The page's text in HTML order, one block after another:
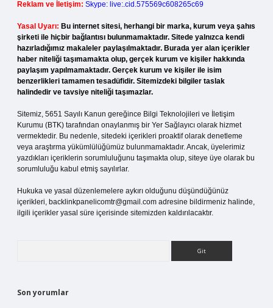
Reklam ve İletişim: Skype: live:.cid.575569c608265c69
Yasal Uyarı: Bu internet sitesi, herhangi bir marka, kurum veya şahıs
şirketi ile hiçbir bağlantısı bulunmamaktadır. Sitede yalnızca kendi
hazırladığımız makaleler paylaşılmaktadır. Burada yer alan içerikler
haber niteliği taşımamakta olup, gerçek kurum ve kişiler hakkında
paylaşım yapılmamaktadır. Gerçek kurum ve kişiler ile isim
benzerlikleri tamamen tesadüfidir. Sitemizdeki bilgiler taslak
halindedir ve tavsiye niteliği taşımazlar.
Sitemiz, 5651 Sayılı Kanun gereğince Bilgi Teknolojileri ve İletişim
Kurumu (BTK) tarafından onaylanmış bir Yer Sağlayıcı olarak hizmet
vermektedir. Bu nedenle, sitedeki içerikleri proaktif olarak denetleme
veya araştırma yükümlülüğümüz bulunmamaktadır. Ancak, üyelerimiz
yazdıkları içeriklerin sorumluluğunu taşımakta olup, siteye üye olarak bu
sorumluluğu kabul etmiş sayılırlar.
Hukuka ve yasal düzenlemelere aykırı olduğunu düşündüğünüz
içerikleri, backlinkpanelicomtr@gmail.com adresine bildirmeniz halinde,
ilgili içerikler yasal süre içerisinde sitemizden kaldırılacaktır.
Son yorumlar